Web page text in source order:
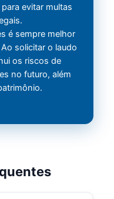
evitar multas
é sempre melhor
solicitar o laudo
os riscos de
no futuro, além